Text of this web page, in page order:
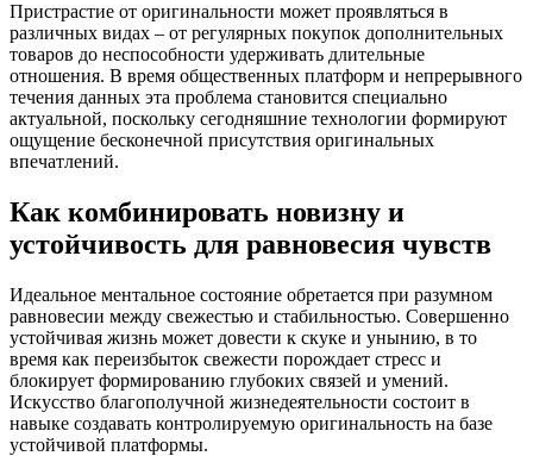
Пристрастие от оригинальности может проявляться в
различных видах – от регулярных покупок дополнительных
товаров до неспособности удерживать длительные
отношения. В время общественных платформ и непрерывного
течения данных эта проблема становится специально
актуальной, поскольку сегодняшние технологии формируют
ощущение бесконечной присутствия оригинальных
впечатлений.
Как комбинировать новизну и
устойчивость для равновесия чувств
Идеальное ментальное состояние обретается при разумном
равновесии между свежестью и стабильностью. Совершенно
устойчивая жизнь может довести к скуке и унынию, в то
время как переизбыток свежести порождает стресс и
блокирует формированию глубоких связей и умений.
Искусство благополучной жизнедеятельности состоит в
навыке создавать контролируемую оригинальность на базе
устойчивой платформы.